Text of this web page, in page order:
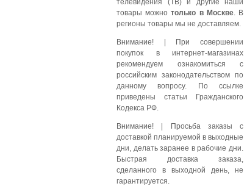
телевидения (ТВ) и другие наши
товары можнотолько в Москве. В
регионы товары мы не доставляем.
Внимание! | При совершении
покупок в интернет-магазинах
рекомендуем ознакомиться с
российским законодательством по
данному вопросу. По ссылке
приведены статьи Гражданского
Кодекса РФ.
Внимание! | Просьба заказы с
доставкой планируемой в выходные
дни, делать заранее в рабочие дни.
Быстрая доставка заказа,
сделанного в выходной день, не
гарантируется.